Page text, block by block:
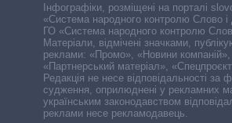
Інфографіки, розміщені на порталі
«Система народного контролю Слово і
ГО «Система народного контролю
Матеріали, відмічені значками,
реклами: «Промо», «Новини компаній»,
«Партнерський матеріал»,
Редакція не несе відповідальності за
судження, оприлюднені у рекламних
українським законодавством
реклами несе рекламодавець.